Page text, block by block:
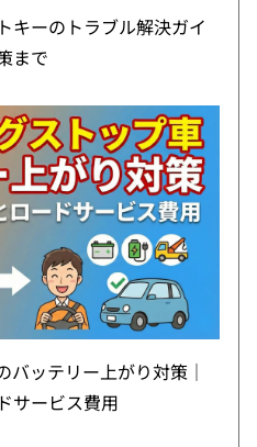
ーのトラブル解決ガイ
まで
バッテリー上がり対策｜
サービス費用